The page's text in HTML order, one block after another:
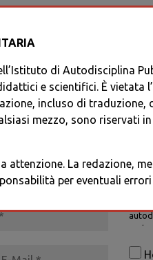
I
di Autodisciplina
e scientifici. È vietata
incluso di traduzione,
mezzo, sono riservati in
La redazione,
per eventuali